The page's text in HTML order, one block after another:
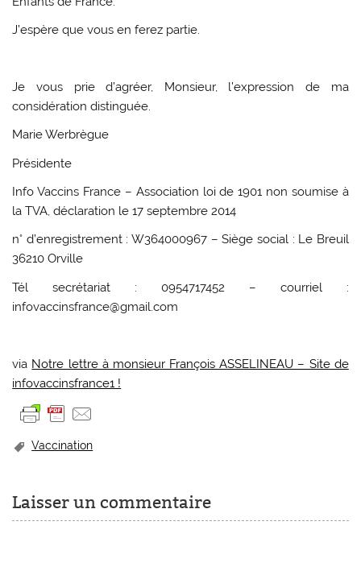
J’espère que vous en ferez partie.
Je vous prie d’agréer, Monsieur, l’expression de ma
considération distinguée.
Marie Werbrègue
Présidente
Info Vaccins France – Association loi de 1901 non soumise à
la TVA, déclaration le 17 septembre 2014
n° d’enregistrement : W364000967 – Siège social : Le Breuil
36210 Orville
Tél secrétariat : 0954717452 – courriel :
infovaccinsfrance@gmail.com
via Notre lettre à monsieur François ASSELINEAU – Site de
infovaccinsfrance1 !
Vaccination
Laisser un commentaire